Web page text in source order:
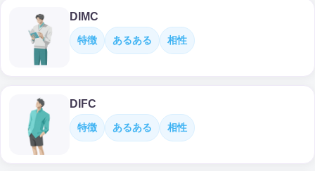
DIMC
特徴 あるある 相性
DIFC
特徴 あるある 相性